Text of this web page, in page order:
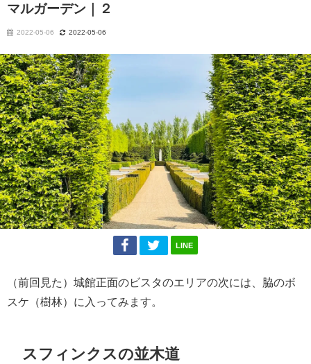
マルガーデン｜２
2022-05-06 2022-05-06
LINE
（前回見た）城館正面のビスタのエリアの次には、脇のボ
スケ（樹林）に入ってみます。
スフィンクスの並木道